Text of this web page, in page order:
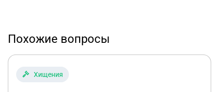
Похожие вопросы
Хищения